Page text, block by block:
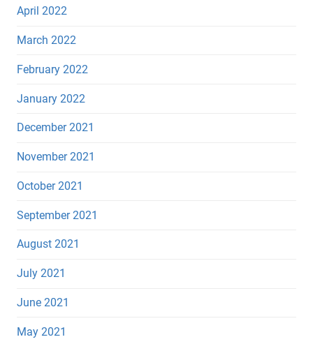
April 2022
March 2022
February 2022
January 2022
December 2021
November 2021
October 2021
September 2021
August 2021
July 2021
June 2021
May 2021